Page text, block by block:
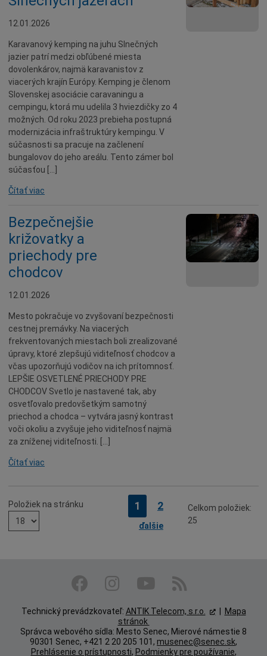
12.01.2026
Karavanový kemping na juhu Slnečných
jazier patrí medzi obľúbené miesta
dovolenkárov, najmä karavanistov z
viacerých krajín Európy. Kemping je členom
Slovenskej asociácie caravaningu a
cempingu, ktorá mu udelila 3 hviezdičky zo 4
možných. Od roku 2023 prebieha postupná
modernizácia infraštruktúry kempingu. V
súčasnosti sa pracuje na začlenení
bungalovov do jeho areálu. Tento zámer bol
súčasťou […]
Čítať viac
Bezpečnejšie
križovatky a
priechody pre
chodcov
12.01.2026
Mesto pokračuje vo zvyšovaní bezpečnosti
cestnej premávky. Na viacerých
frekventovaných miestach boli zrealizované
úpravy, ktoré zlepšujú viditeľnosť chodcov a
včas upozorňujú vodičov na ich prítomnosť.
LEPŠIE OSVETLENÉ PRIECHODY PRE
CHODCOV Svetlo je nastavené tak, aby
osvetľovalo predovšetkým samotný
priechod a chodca – vytvára jasný kontrast
voči okoliu a zvyšuje jeho viditeľnosť najmä
za zníženej viditeľnosti. […]
Čítať viac
Položiek na stránku Strana
1 Strana
2
ďalšie
Celkom položiek:
25
Technický prevádzkovateľ: ANTIK Telecom, s.r.o. |
Mapa
stránok
Správca webového sídla: Mesto Senec, Mierové námestie 8
90301 Senec, +421 2 20 205 101, musenec@senec.sk,
Prehlásenie o prístupnosti, Podmienky pre používanie,